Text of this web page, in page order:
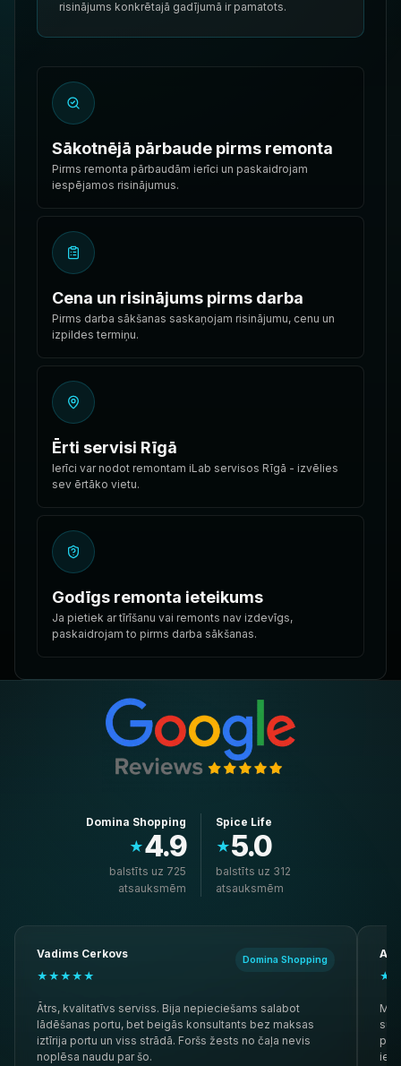
risinājums konkrētajā gadījumā ir pamatots.
Sākotnējā pārbaude pirms remonta
Pirms remonta pārbaudām ierīci un paskaidrojam
iespējamos risinājumus.
Cena un risinājums pirms darba
Pirms darba sākšanas saskaņojam risinājumu, cenu un
izpildes termiņu.
Ērti servisi Rīgā
Ierīci var nodot remontam iLab servisos Rīgā - izvēlies
sev ērtāko vietu.
Godīgs remonta ieteikums
Ja pietiek ar tīrīšanu vai remonts nav izdevīgs,
paskaidrojam to pirms darba sākšanas.
Domina Shopping
★4.9
balstīts uz 725
atsauksmēm
Spice Life
★5.0
balstīts uz 312
atsauksmēm
Vadims Cerkovs
★★★★★
Domina Shopping
Ātrs, kvalitatīvs serviss. Bija nepieciešams salabot
lādēšanas portu, bet beigās konsultants bez maksas
iztīrija portu un viss strādā. Foršs žests no čaļa nevis
noplēsa naudu par šo.